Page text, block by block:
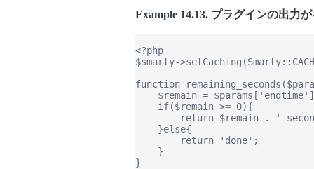
Example 14.13. プラグインの出力
<?php
$smarty-
function
$remain =
    if($remain >= 0){
return $remain . '
    }else{
        return 'done';
    }
}